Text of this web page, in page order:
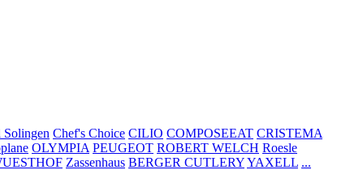
Chef's Choice CILIO COMPOSEEAT CRISTEMA
OLYMPIA PEUGEOT ROBERT WELCH Roesle
Zassenhaus BERGER CUTLERYYAXELL ...